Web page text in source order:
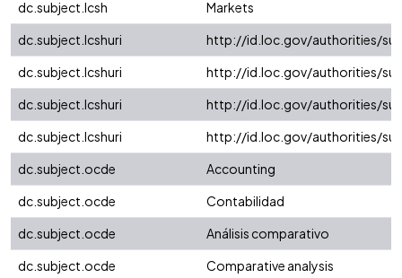
dc.subject.lcsh
Markets
dc.subject.lcshuri
http://id.loc.gov/authorities/
dc.subject.lcshuri
http://id.loc.gov/authorities/
dc.subject.lcshuri
http://id.loc.gov/authorities/
dc.subject.lcshuri
http://id.loc.gov/authorities/
dc.subject.ocde
Accounting
dc.subject.ocde
Contabilidad
dc.subject.ocde
Análisis comparativo
dc.subject.ocde
Comparative analysis